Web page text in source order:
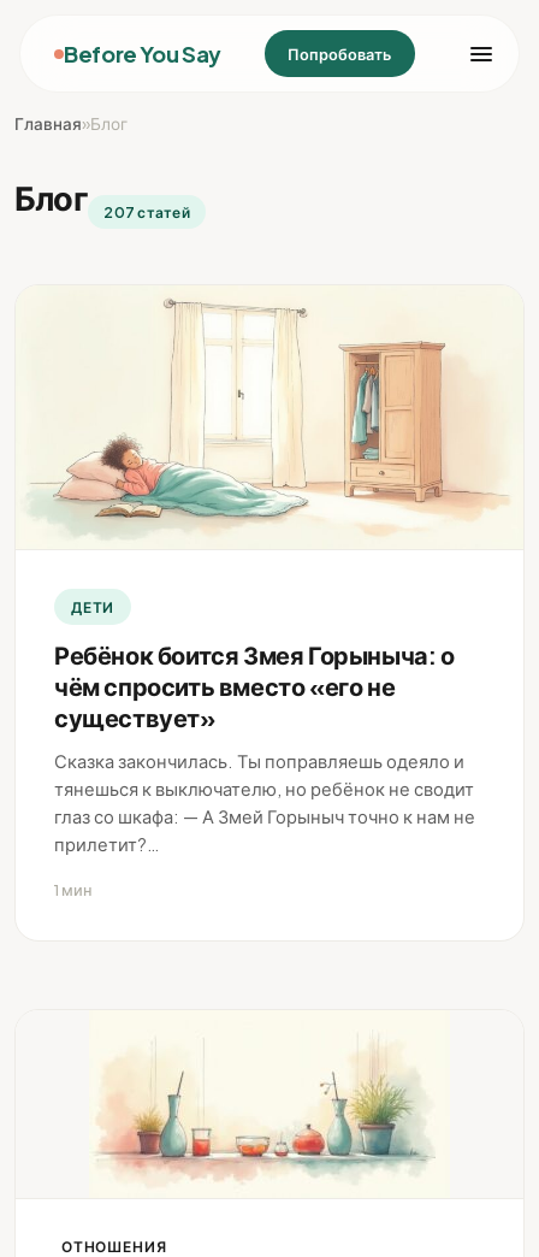
Before You Say Попробовать
Главная»Блог
Блог 207 статей
ДЕТИ
Ребёнок боится Змея Горыныча: о
чём спросить вместо «его не
существует»
Сказка закончилась. Ты поправляешь одеяло и
тянешься к выключателю, но ребёнок не сводит
глаз со шкафа: — А Змей Горыныч точно к нам не
прилетит?…
1 мин
ОТНОШЕНИЯ